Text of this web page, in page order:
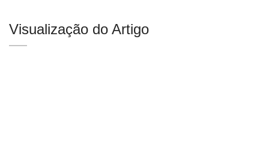
Visualização do Artigo